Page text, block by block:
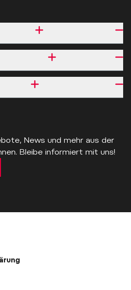
News und mehr aus der
Bleibe informiert mit uns!